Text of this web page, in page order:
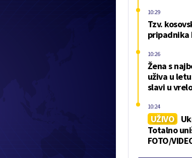
Tzv.
pripadnika
10:29
Žena s
uživa u
slavi u
10:26
UŽIVO
Totalno
FOTO/
10:24